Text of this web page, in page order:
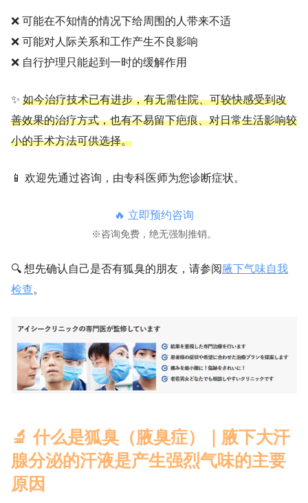
❌ 可能在不知情的情况下给周围的人带来不适
❌ 可能对人际关系和工作产生不良影响
❌ 自行护理只能起到一时的缓解作用
✨ 如今治疗技术已有进步，有无需住院、可较快感受到改
善效果的治疗方式，也有不易留下疤痕、对日常生活影响较
小的手术方法可供选择。
📱 欢迎先通过咨询，由专科医师为您诊断症状。
🔥 立即预约咨询
※咨询免费，绝无强制推销。
🔍 想先确认自己是否有狐臭的朋友，请参阅 腋下气味自我
检查。
🔬 什么是狐臭（腋臭症）｜腋下大汗
腺分泌的汗液是产生强烈气味的主要
原因